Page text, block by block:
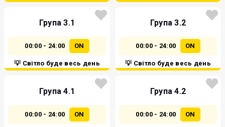
Група 3.1
00:00 - 24:00 ON
💡 Світло буде весь день
Група 3.2
00:00 - 24:00 ON
💡 Світло буде весь день
Група 4.1
00:00 - 24:00 ON
Група 4.2
00:00 - 24:00 ON